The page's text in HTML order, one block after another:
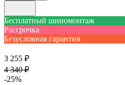
Бесплатный шиномонтаж
Рассрочка
Безусловная гарантия
3 255 ₽
4 340 ₽
-25%